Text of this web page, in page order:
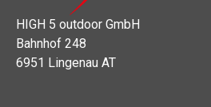
HIGH 5 outdoor GmbH
Bahnhof 248
6951 Lingenau AT